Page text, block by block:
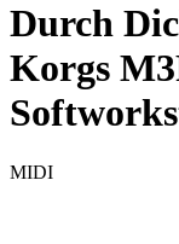
Durch
Korgs
MIDI